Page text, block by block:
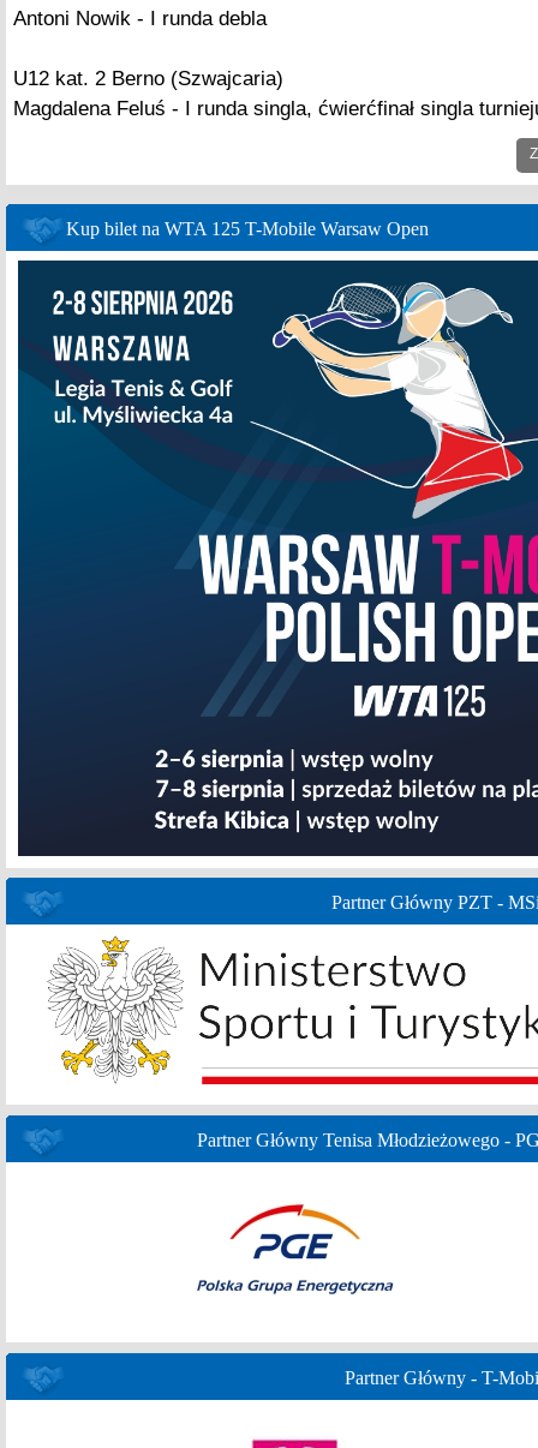
Antoni Nowik - I runda debla
U12 kat. 2 Berno (Szwajcaria)
Magdalena Feluś - I runda singla, ćwierćfinał singla
Kup bilet na WTA 125 T-Mobile Warsaw Open
Partner Główny PZT -
Partner Główny Tenisa Młodzieżowego -
Partner Główny - T-